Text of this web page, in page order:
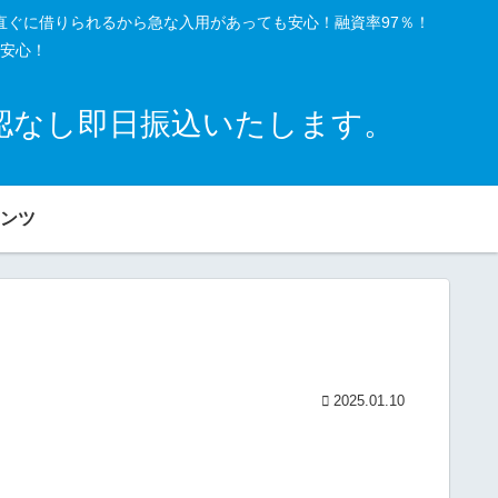
に借りられるから急な入用があっても安心！融資率97％！
心！
し即日振込いたします。
ツ
2025.01.10